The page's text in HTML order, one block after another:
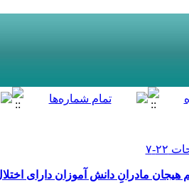
مادرانِ دانش آموزان دارای